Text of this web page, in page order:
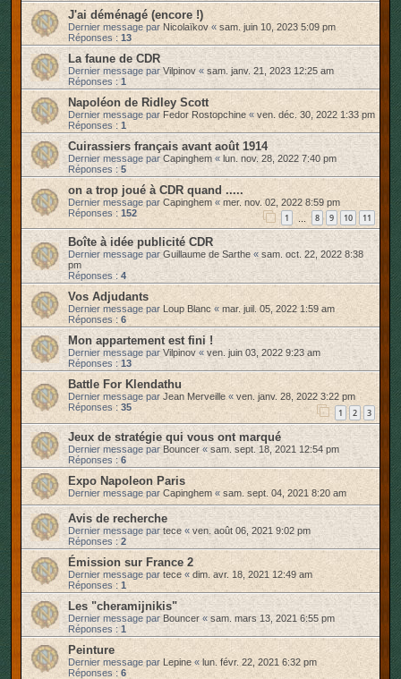
J'ai déménagé (encore !)
Dernier message par Nicolaïkov « sam. juin 10, 2023 5:09 pm
Réponses : 13
La faune de CDR
Dernier message parVilpinov « sam. janv. 21, 2023 12:25 am
Réponses : 1
Napoléon de Ridley Scott
Dernier message par Fedor Rostopchine « ven. déc. 30, 2022 1:33 pm
Réponses : 1
Cuirassiers français avant août 1914
Dernier message parCapinghem « lun. nov. 28, 2022 7:40 pm
Réponses : 5
on a trop joué à CDR quand .....
Dernier message par Capinghem «mer. nov. 02, 2022 8:59 pm
Réponses : 152 1 8 9 10 11
Boîte à idée publicité CDR
Dernier message parGuillaume de Sarthe « sam. oct. 22, 2022 8:38
pm
Réponses : 4
Vos Adjudants
Dernier message par Loup Blanc « mar. juil. 05, 2022 1:59 am
Réponses : 6
Mon appartement est fini !
Dernier message parVilpinov « ven. juin 03, 2022 9:23 am
Réponses : 13
Battle For Klendathu
Dernier message par Jean Merveille « ven. janv. 28, 2022 3:22 pm
Réponses : 35 1 2 3
Jeux de stratégie qui vous ont marqué
Dernier message parBouncer «sam. sept. 18, 2021 12:54 pm
Réponses : 6
Expo Napoleon Paris
Dernier message par Capinghem «sam. sept. 04, 2021 8:20 am
Avis de recherche
Dernier message partece « ven. août 06, 2021 9:02 pm
Réponses : 2
Émission sur France 2
Dernier message par tece «dim. avr. 18, 2021 12:49 am
Réponses : 1
Les "cheramijnikis"
Dernier message parBouncer «sam. mars 13, 2021 6:55 pm
Réponses : 1
Peinture
Dernier message par Lepine«lun. févr. 22, 2021 6:32 pm
Réponses : 6